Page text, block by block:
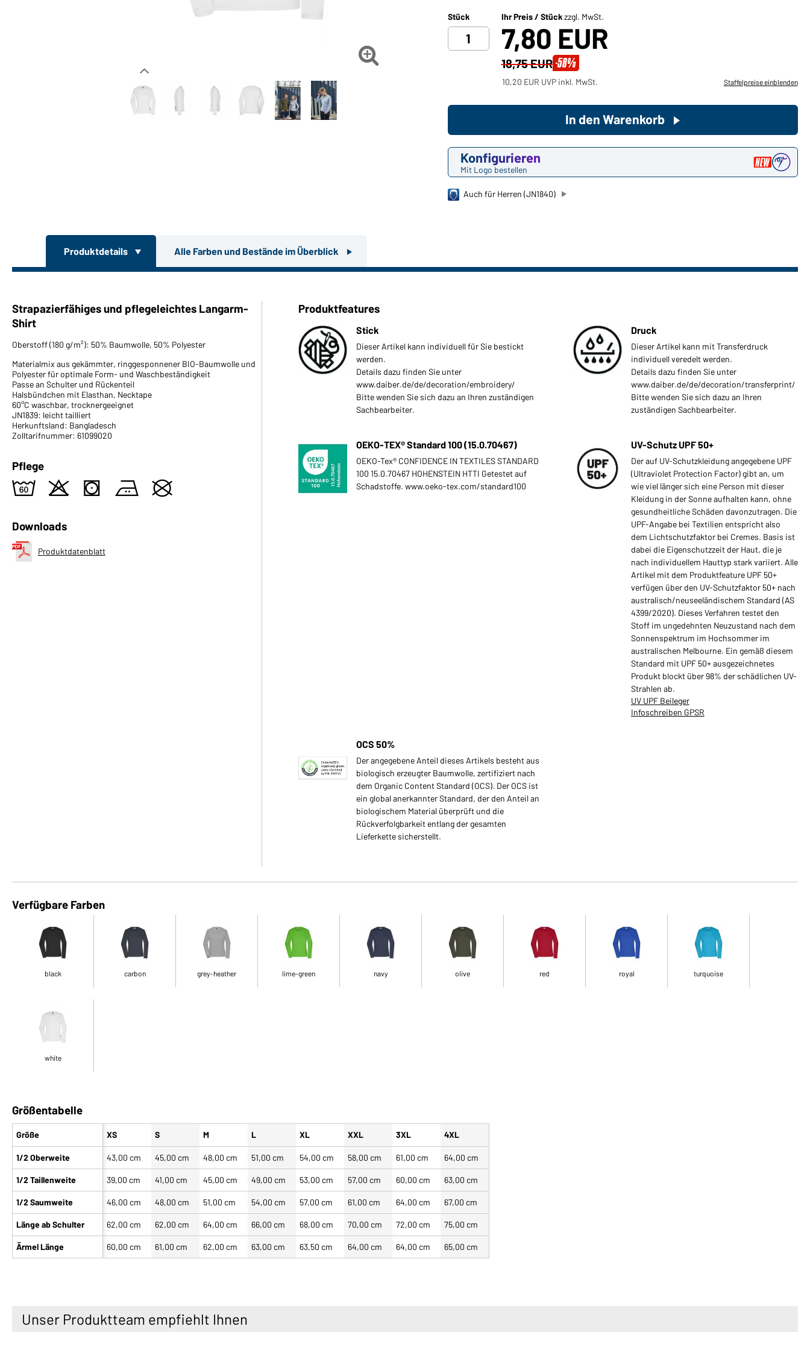

Stück Ihr Preis / Stückzzgl. MwSt.
7,80 EUR
18,75 EUR -58%
10,20 EUR UVP inkl. MwSt. Staffelpreise einblenden
Konfigurieren
Mit Logo bestellen
In den Warenkorb
Auch für Herren (JN1840)
Produktdetails Alle Farben und Bestände im Überblick
Strapazierfähiges und pflegeleichtes Langarm-
Shirt
Oberstoff (180 g/m²): 50% Baumwolle, 50% Polyester
Materialmix aus gekämmter, ringgesponnener BIO-Baumwolle und
Polyester für optimale Form- und Waschbeständigkeit
Passe an Schulter und Rückenteil
Halsbündchen mit Elasthan, Necktape
60°C waschbar, trocknergeeignet
JN1839: leicht tailliert
Herkunftsland: Bangladesch
Zolltarifnummer: 61099020
Pflege
4 o s b U
Downloads
Produktdatenblatt
Produktfeatures
Stick
Dieser Artikel kann individuell für Sie bestickt
werden.
Details dazu finden Sie unter
www.daiber.de/de/decoration/embroidery/
Bitte wenden Sie sich dazu an Ihren zuständigen
Sachbearbeiter.
Druck
Dieser Artikel kann mit Transferdruck
individuell veredelt werden.
Details dazu finden Sie unter
www.daiber.de/de/decoration/transferprint/
Bitte wenden Sie sich dazu an Ihren
zuständigen Sachbearbeiter.
OEKO-TEX® Standard 100 (15.0.70467)
OEKO-Tex® CONFIDENCE IN TEXTILES STANDARD
100 15.0.70467 HOHENSTEIN HTTI Getestet auf
Schadstoffe. www.oeko-tex.com/standard100
UV-Schutz UPF 50+
Der auf UV-Schutzkleidung angegebene UPF
(Ultraviolet Protection Factor) gibt an, um
wie viel länger sich eine Person mit dieser
Kleidung in der Sonne aufhalten kann, ohne
gesundheitliche Schäden davonzutragen. Die
UPF-Angabe bei Textilien entspricht also
dem Lichtschutzfaktor bei Cremes. Basis ist
dabei die Eigenschutzzeit der Haut, die je
nach individuellem Hauttyp stark variiert. Alle
Artikel mit dem Produktfeature UPF 50+
verfügen über den UV-Schutzfaktor 50+ nach
australisch/neuseeländischem Standard (AS
4399/2020). Dieses Verfahren testet den
Stoff im ungedehnten Neuzustand nach dem
Sonnenspektrum im Hochsommer im
australischen Melbourne. Ein gemäß diesem
Standard mit UPF 50+ ausgezeichnetes
Produkt blockt über 98% der schädlichen UV-
Strahlen ab.
UV UPF Beileger
Infoschreiben GPSR
OCS 50%
Der angegebene Anteil dieses Artikels besteht aus
biologisch erzeugter Baumwolle, zertifiziert nach
dem Organic Content Standard (OCS). Der OCS ist
ein global anerkannter Standard, der den Anteil an
biologischem Material überprüft und die
Rückverfolgbarkeit entlang der gesamten
Lieferkette sicherstellt.
Verfügbare Farben
black carbon grey-heather lime-green navy olive red royal turquoise
white
Größentabelle
Größe
1/2 Oberweite
1/2 Taillenweite
1/2 Saumweite
Länge ab Schulter
Ärmel Länge
XS S M L XL XXL 3XL 4XL
43,00 cm 45,00 cm 48,00 cm 51,00 cm 54,00 cm 58,00 cm 61,00 cm 64,00 cm
39,00 cm 41,00 cm 45,00 cm 49,00 cm 53,00 cm 57,00 cm 60,00 cm 63,00 cm
46,00 cm 48,00 cm 51,00 cm 54,00 cm 57,00 cm 61,00 cm 64,00 cm 67,00 cm
62,00 cm 62,00 cm 64,00 cm 66,00 cm 68,00 cm 70,00 cm 72,00 cm 75,00 cm
60,00 cm 61,00 cm 62,00 cm 63,00 cm 63,50 cm 64,00 cm 64,00 cm 65,00 cm
Unser Produktteam empfiehlt Ihnen